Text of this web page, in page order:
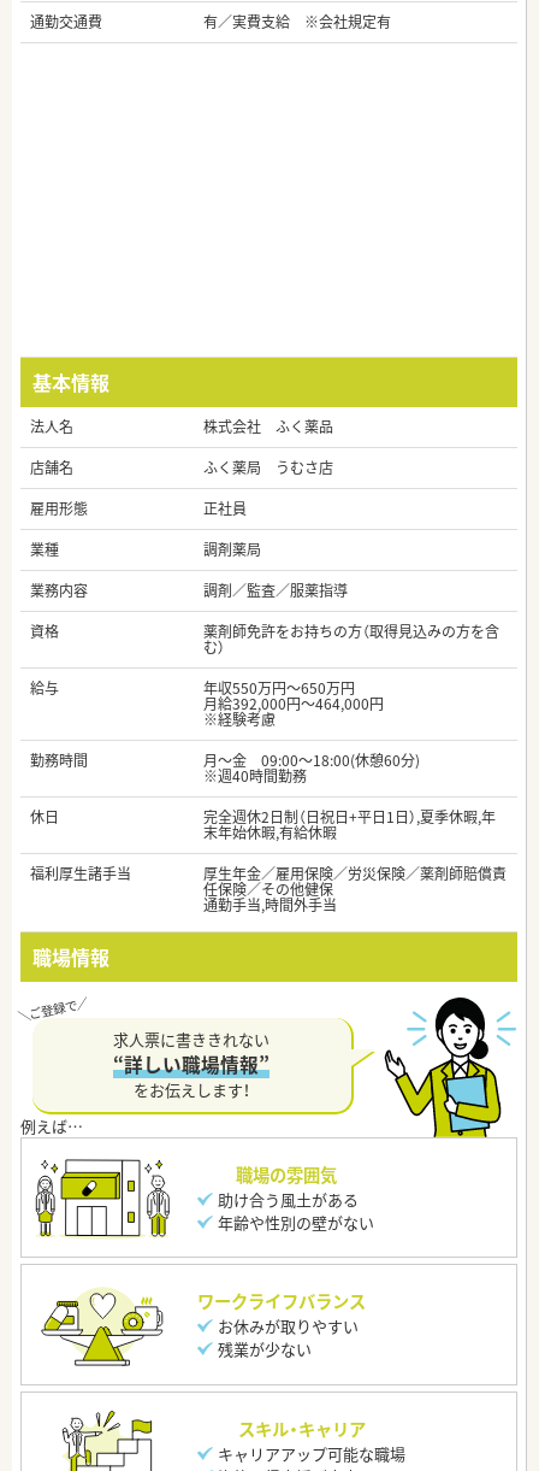
通勤交通費 有／実費支給 ※会社規定有
基本情報
法人名
株式会社 ふく薬品
店舗名
ふく薬局 うむさ店
雇用形態
正社員
業種
調剤薬局
業務内容
調剤／監査／服薬指導
資格
薬剤師免許をお持ちの方（取得見込みの方を含
む）
給与
年収550万円～650万円
月給392,000円～464,000円
※経験考慮
勤務時間
月～金 09:00～18:00(休憩60分)
※週40時間勤務
休日
完全週休2日制（日祝日+平日1日）,夏季休暇,年
末年始休暇,有給休暇
福利厚生諸手当
厚生年金／雇用保険／労災保険／薬剤師賠償責
任保険／その他健保
通勤手当,時間外手当
職場情報
求人票に書ききれない
“詳しい職場情報”
をお伝えします！
職場の雰囲気
助け合う風土がある
年齢や性別の壁がない
ワークライフバランス
お休みが取りやすい
残業が少ない
スキル・キャリア
キャリアアップ可能な職場